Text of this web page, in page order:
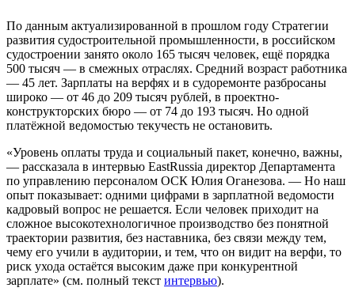
По данным актуализированной в прошлом году Стратегии
развития судостроительной промышленности, в российском
судостроении занято около 165 тысяч человек, ещё порядка
500 тысяч — в смежных отраслях. Средний возраст работника
— 45 лет. Зарплаты на верфях и в судоремонте разбросаны
широко — от 46 до 209 тысяч рублей, в проектно-
конструкторских бюро — от 74 до 193 тысяч. Но одной
платёжной ведомостью текучесть не остановить.
«Уровень оплаты труда и социальный пакет, конечно, важны,
— рассказала в интервью EastRussia директор Департамента
по управлению персоналом ОСК Юлия Оганезова. — Но наш
опыт показывает: одними цифрами в зарплатной ведомости
кадровый вопрос не решается. Если человек приходит на
сложное высокотехнологичное производство без понятной
траектории развития, без наставника, без связи между тем,
чему его учили в аудитории, и тем, что он видит на верфи, то
риск ухода остаётся высоким даже при конкурентной
зарплате» (см. полный текст интервью).